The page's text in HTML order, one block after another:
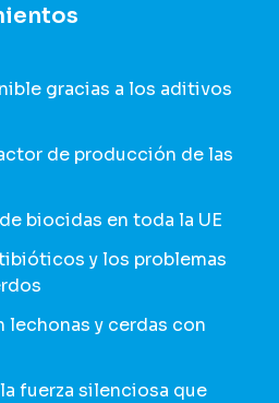
gracias a los aditivos
de producción de las
biocidas en toda la UE
y los problemas
lechonas y cerdas con
fuerza silenciosa que